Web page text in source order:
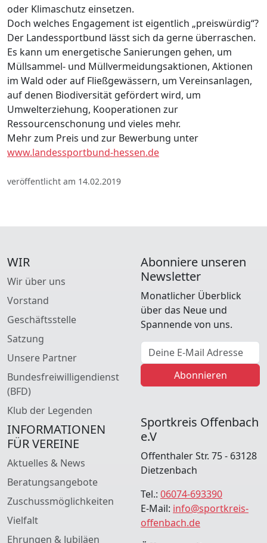
oder Klimaschutz einsetzen.
Doch welches Engagement ist eigentlich „preiswürdig“?
Der Landessportbund lässt sich da gerne überraschen.
Es kann um energetische Sanierungen gehen, um
Müllsammel- und Müllvermeidungsaktionen, Aktionen
im Wald oder auf Fließgewässern, um Vereinsanlagen,
auf denen Biodiversität gefördert wird, um
Umwelterziehung, Kooperationen zur
Ressourcenschonung und vieles mehr.
Mehr zum Preis und zur Bewerbung unter
www.landessportbund-hessen.de
veröffentlicht am 14.02.2019
WIR
Wir über uns
Vorstand
Geschäftsstelle
Satzung
Unsere Partner
Bundesfreiwilligendienst
(BFD)
Klub der Legenden
INFORMATIONEN
FÜR VEREINE
Aktuelles & News
Beratungsangebote
Zuschussmöglichkeiten
Vielfalt
Ehrungen & Jubiläen
Abonniere unseren
Newsletter
Monatlicher Überblick
über das Neue und
Spannende von uns.
E-Mail Adresse
Abonnieren
Sportkreis Offenbach
e.V
Offenthaler Str. 75 - 63128
Dietzenbach
Tel.: 06074-693390
E-Mail: info@sportkreis-
offenbach.de